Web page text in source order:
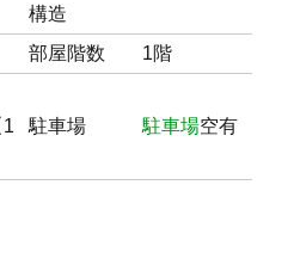
構造
部屋階数 1階
1
駐車場 駐車場空有